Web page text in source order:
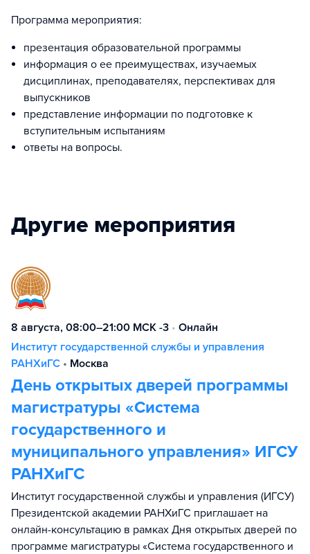
Программа мероприятия:
презентация образовательной программы
информация о ее преимуществах, изучаемых
дисциплинах, преподавателях, перспективах для
выпускников
представление информации по подготовке к
вступительным испытаниям
ответы на вопросы.
Другие мероприятия
8 августа, 08:00–21:00 МСК -3 • Онлайн
Институт государственной службы и управления
РАНХиГС • Москва
День открытых дверей программы
магистратуры «Система
государственного и
муниципального управления» ИГСУ
РАНХиГС
Институт государственной службы и управления (ИГСУ)
Президентской академии РАНХиГС приглашает на
онлайн-консультацию в рамках Дня открытых дверей по
программе магистратуры «Система государственного и